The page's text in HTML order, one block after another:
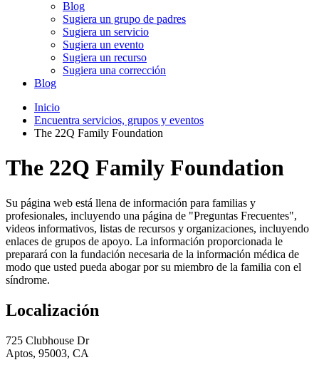
Blog
Sugiera un grupo de padres
Sugiera un servicio
Sugiera un evento
Sugiera un recurso
Sugiera una corrección
Blog
Inicio
Encuentra servicios, grupos y eventos
The 22Q Family Foundation
The 22Q Family Foundation
Su página web está llena de información para familias y
profesionales, incluyendo una página de "Preguntas Frecuentes",
videos informativos, listas de recursos y organizaciones, incluyendo
enlaces de grupos de apoyo. La información proporcionada le
preparará con la fundación necesaria de la información médica de
modo que usted pueda abogar por su miembro de la familia con el
síndrome.
Localización
725 Clubhouse Dr
Aptos, 95003, CA